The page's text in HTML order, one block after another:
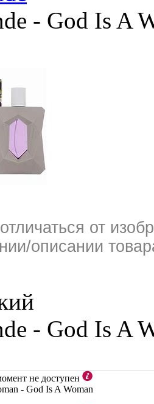
- God Is A
от
описании
- God Is A
не доступен
- God Is A Woman